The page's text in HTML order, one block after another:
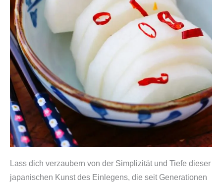
Lass dich verzaubern von der Simplizität und Tiefe dieser
japanischen Kunst des Einlegens, die seit Generationen